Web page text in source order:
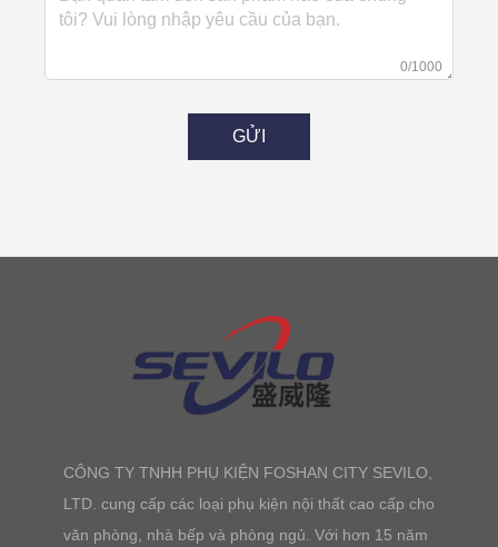
0/1000
GỬI
CÔNG TY TNHH PHỤ KIỆN FOSHAN CITY SEVILO,
LTD. cung cấp các loại phụ kiện nội thất cao cấp cho
văn phòng, nhà bếp và phòng ngủ. Với hơn 15 năm